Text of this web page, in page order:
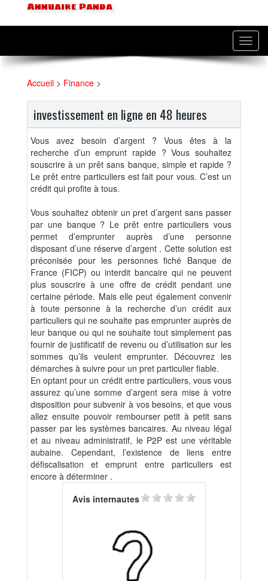
Annuaire Panda
Accueil > Finance >
investissement en ligne en 48 heures
Vous avez besoin d’argent ? Vous êtes à la
recherche d’un emprunt rapide ? Vous souhaitez
souscrire à un prêt sans banque, simple et rapide ?
Le prêt entre particuliers est fait pour vous. C’est un
crédit qui profite à tous.
Vous souhaitez obtenir un pret d’argent sans passer
par une banque ? Le prêt entre particuliers vous
permet d’emprunter auprès d’une personne
disposant d’une réserve d’argent . Cette solution est
préconisée pour les personnes fiché Banque de
France (FICP) ou interdit bancaire qui ne peuvent
plus souscrire à une offre de crédit pendant une
certaine période. Mais elle peut également convenir
à toute personne à la recherche d’un crédit aux
particuliers qui ne souhaite pas emprunter auprès de
leur banque ou qui ne souhaite tout simplement pas
fournir de justificatif de revenu ou d’utilisation sur les
sommes qu’ils veulent emprunter. Découvrez les
démarches à suivre pour un pret particulier fiable.
En optant pour un crédit entre particuliers, vous vous
assurez qu’une somme d’argent sera mise à votre
disposition pour subvenir à vos besoins, et que vous
allez ensuite pouvoir rembourser petit à petit sans
passer par les systèmes bancaires. Au niveau légal
et au niveau administratif, le P2P est une véritable
aubaine. Cependant, l’existence de liens entre
défiscalisation et emprunt entre particuliers est
encore à déterminer .
Avis internautes